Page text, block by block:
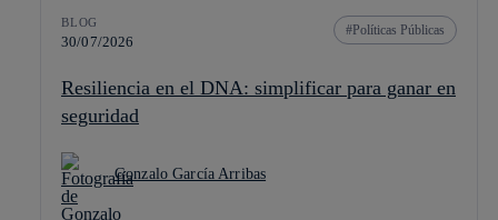
BLOG
30/07/2026
Políticas Públicas
Resiliencia en el DNA: simplificar para ganar en
seguridad
Gonzalo García Arribas